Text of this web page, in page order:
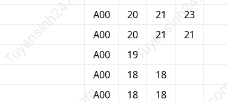
A00 20 21
23
A00 20 21
21
A00
19
A00 18
18
A00 18
18